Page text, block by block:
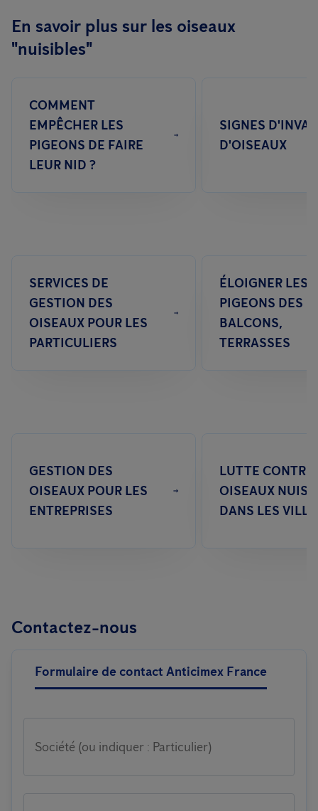
En savoir plus sur les oiseaux
"nuisibles"
COMMENT
EMPÊCHER LES
PIGEONS DE FAIRE
LEUR NID ?
SIGNES
D'OISEAUX
SERVICES DE
GESTION DES
OISEAUX POUR LES
PARTICULIERS
ÉLOIGNER LES
PIGEONS DES
BALCONS,
TERRASSES
GESTION DES
OISEAUX POUR LES
ENTREPRISES
LUTTE CONTRE
OISEAUX
DANS LES
Contactez-nous
Formulaire de contact Anticimex France
Société (ou indiquer : Particulier)